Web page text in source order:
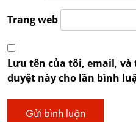
Trang web
Lưu tên của tôi, email,
duyệt này cho lần bình